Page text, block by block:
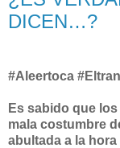
DICEN…?
#Aleertoca
Es sabido que
mala costumbre
abultada a la